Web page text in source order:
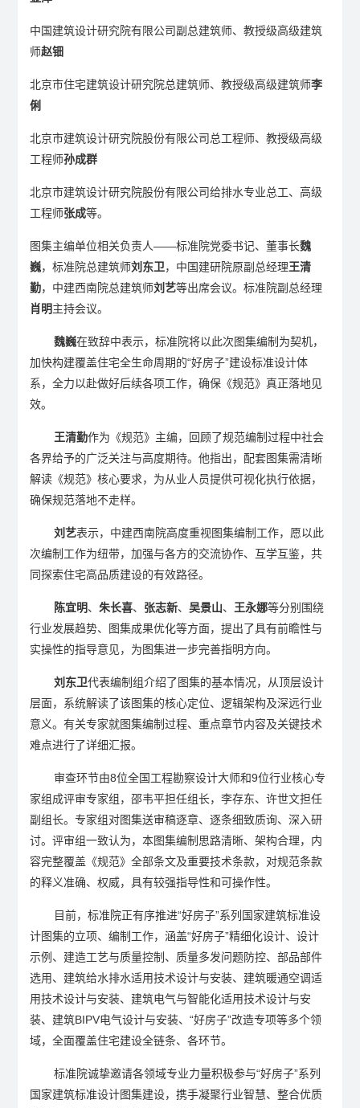
中国建筑设计研究院有限公司副总建筑师、教授级高级建筑
师赵钿
北京市住宅建筑设计研究院总建筑师、教授级高级建筑师李
俐
北京市建筑设计研究院股份有限公司总工程师、教授级高级
工程师孙成群
北京市建筑设计研究院股份有限公司给排水专业总工、高级
工程师张成等。
图集主编单位相关负责人——标准院党委书记、董事长魏
巍，标准院总建筑师刘东卫，中国建研院原副总经理王清
勤， 中建西南院总建筑师刘艺等出席会议。标准院副总经理
肖明主持会议。
魏巍在致辞中表示，标准院将以此次图集编制为契机，
加快构建覆盖住宅全生命周期的“好房子”建设标准设计体
系，全力以赴做好后续各项工作，确保《规范》真正落地见
效。
王清勤作为《规范》主编，回顾了规范编制过程中社会
各界给予的广泛关注与高度期待。他指出，配套图集需清晰
解读《规范》核心要求，为从业人员提供可视化执行依据，
确保规范落地不走样。
刘艺表示，中建西南院高度重视图集编制工作，愿以此
次编制工作为纽带，加强与各方的交流协作、互学互鉴，共
同探索住宅高品质建设的有效路径。
陈宜明、朱长喜、 张志新、吴景山、 王永娜等分别围绕
行业发展趋势、图集成果优化等方面，提出了具有前瞻性与
实操性的指导意见，为图集进一步完善指明方向。
刘东卫代表编制组介绍了图集的基本情况，从顶层设计
层面，系统解读了该图集的核心定位、逻辑架构及深远行业
意义。有关专家就图集编制过程、重点章节内容及关键技术
难点进行了详细汇报。
审查环节由8位全国工程勘察设计大师和9位行业核心专
家组成评审专家组，邵韦平担任组长，李存东、许世文担任
副组长。专家组对图集送审稿逐章、逐条细致质询、深入研
讨。评审组一致认为，本图集编制思路清晰、架构合理，内
容完整覆盖《规范》全部条文及重要技术条款，对规范条款
的释义准确、权威，具有较强指导性和可操作性。
目前，标准院正有序推进“好房子”系列国家建筑标准设
计图集的立项、编制工作，涵盖“好房子”精细化设计、设计
示例、建造工艺与质量控制、质量多发问题防控、部品部件
选用、建筑给水排水适用技术设计与安装、建筑暖通空调适
用技术设计与安装、建筑电气与智能化适用技术设计与安
装、建筑BIPV电气设计与安装、“好房子”改造专项等多个领
域，全面覆盖住宅建设全链条、各环节。
标准院诚挚邀请各领域专业力量积极参与“好房子”系列
国家建筑标准设计图集建设，携手凝聚行业智慧、整合优质